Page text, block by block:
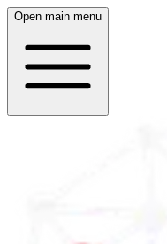
Open main menu